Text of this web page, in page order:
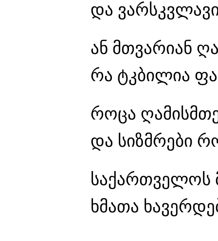
და
ან მთვარიან
რა ტკბილია
როცა
და სიზმრები
საქართველოს
ხმათა